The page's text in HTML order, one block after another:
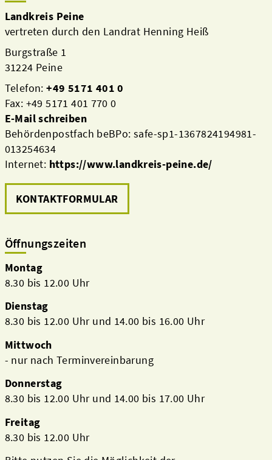
Landkreis Peine
vertreten durch den Landrat Henning Heiß
Burgstraße 1
31224 Peine
Telefon:+49 5171 401 0
Fax: +49 5171 401 770 0
E-Mail schreiben
Behördenpostfach beBPo: safe-sp1-1367824194981-
013254634
Internet: https://www.landkreis-peine.de/
KONTAKTFORMULAR
Öffnungszeiten
Montag
8.30 bis 12.00 Uhr
Dienstag
8.30 bis 12.00 Uhr und 14.00 bis 16.00 Uhr
Mittwoch
- nur nach Terminvereinbarung
Donnerstag
8.30 bis 12.00 Uhr und 14.00 bis 17.00 Uhr
Freitag
8.30 bis 12.00 Uhr